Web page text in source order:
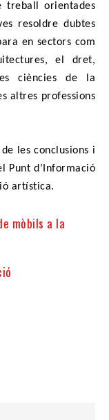
treball orientades
resoldre dubtes
en sectors com
el dret,
ciències de la
altres professions
les conclusions i
Punt d’Informació
artística.
mòbils a la